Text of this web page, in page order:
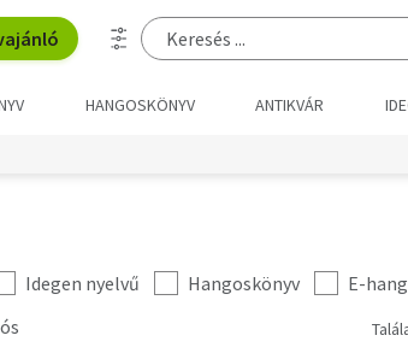
HANGOSKÖNYV ANTIKVÁR
Idegen nyelvű Hangoskönyv E-